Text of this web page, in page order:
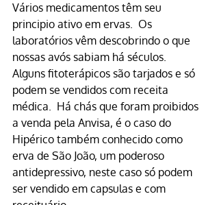
Vários medicamentos têm seu
principio ativo em ervas.  Os
laboratórios vêm descobrindo o que
nossas avós sabiam há séculos.
Alguns fitoterápicos são tarjados e só
podem se vendidos com receita
médica.  Há chás que foram proibidos
a venda pela Anvisa, é o caso do
Hipérico também conhecido como
erva de São João, um poderoso
antidepressivo, neste caso só podem
ser vendido em capsulas e com